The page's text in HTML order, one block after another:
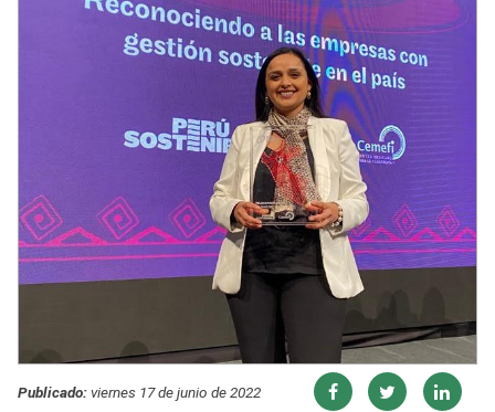
Publicado:viernes 17 de junio de 2022